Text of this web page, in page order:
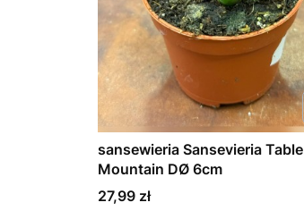
sansewieria Sansevieria Table
Mountain DØ 6cm
Cena
27,99 zł